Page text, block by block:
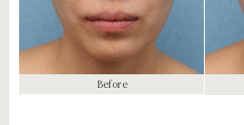
Before